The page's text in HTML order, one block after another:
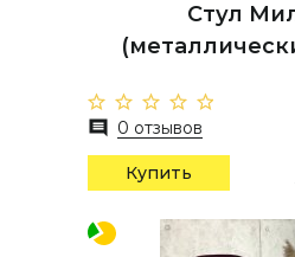
Стул
0 отзывов
Купить